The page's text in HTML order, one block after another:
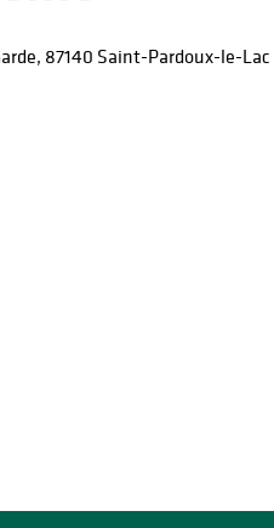
87140 Saint-Pardoux-le-Lac